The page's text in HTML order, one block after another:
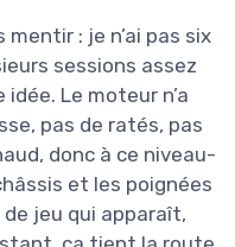
: je n’ai pas six
sessions assez
Le moteur n’a
pas de ratés, pas
donc à ce niveau-
et les poignées
de jeu qui apparaît,